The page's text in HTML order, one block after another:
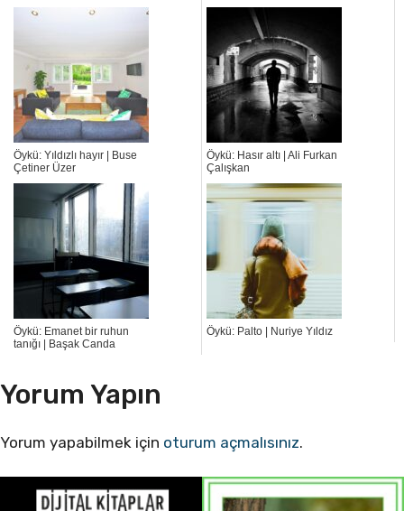
Öykü: Yıldızlı hayır | Buse
Çetiner Üzer
Öykü: Hasır altı | Ali Furkan
Çalışkan
Öykü: Emanet bir ruhun
tanığı | Başak Canda
Öykü: Palto | Nuriye Yıldız
Yorum Yapın
Yorum yapabilmek için oturum açmalısınız.